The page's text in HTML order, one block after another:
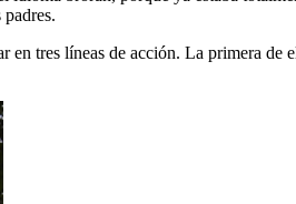
tres líneas de acción. La primera de